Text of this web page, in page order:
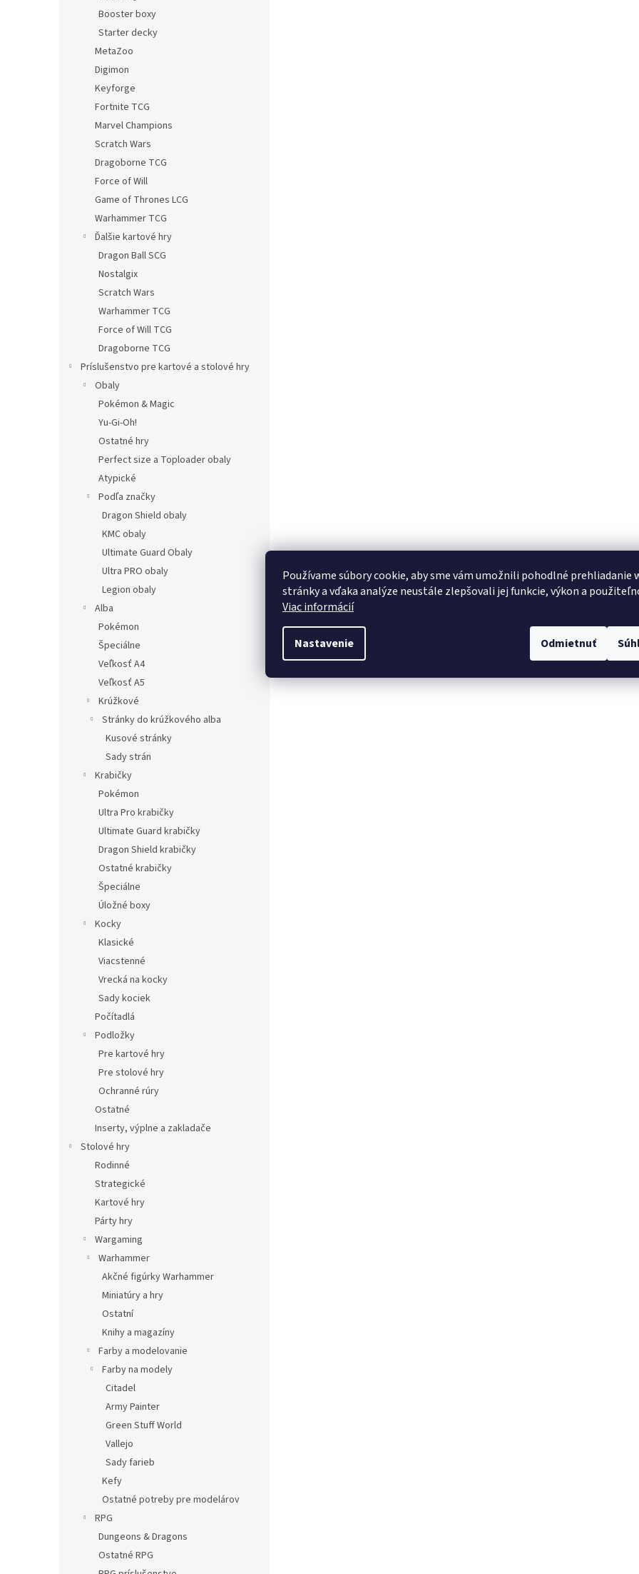
Používame súbory cookie, aby sme vám umožnili pohodlné prehliadanie
stránky a vďaka analýze neustále zlepšovali jej funkcie, výkon a
Viac informácií
Nastavenie Odmietnuť
Booster boxy
Starter decky
MetaZoo
Digimon
Keyforge
Fortnite TCG
Marvel Champions
Scratch Wars
Dragoborne TCG
Force of Will
Game of Thrones LCG
Warhammer TCG
Ďalšie kartové hry
Dragon Ball SCG
Nostalgix
Scratch Wars
Warhammer TCG
Force of Will TCG
Dragoborne TCG
Príslušenstvo pre kartové a stolové hry
Obaly
Pokémon & Magic
Yu-Gi-Oh!
Ostatné hry
Perfect size a Toploader obaly
Atypické
Podľa značky
Dragon Shield obaly
KMC obaly
Ultimate Guard Obaly
Ultra PRO obaly
Legion obaly
Alba
Pokémon
Špeciálne
Veľkosť A4
Veľkosť A5
Krúžkové
Stránky do krúžkového alba
Kusové stránky
Sady strán
Krabičky
Pokémon
Ultra Pro krabičky
Ultimate Guard krabičky
Dragon Shield krabičky
Ostatné krabičky
Špeciálne
Úložné boxy
Kocky
Klasické
Viacstenné
Vrecká na kocky
Sady kociek
Počítadlá
Podložky
Pre kartové hry
Pre stolové hry
Ochranné rúry
Ostatné
Inserty, výplne a zakladače
Stolové hry
Rodinné
Strategické
Kartové hry
Párty hry
Wargaming
Warhammer
Akčné figúrky Warhammer
Miniatúry a hry
Ostatní
Knihy a magazíny
Farby a modelovanie
Farby na modely
Citadel
Army Painter
Green Stuff World
Vallejo
Sady farieb
Kefy
Ostatné potreby pre modelárov
RPG
Dungeons & Dragons
Ostatné RPG